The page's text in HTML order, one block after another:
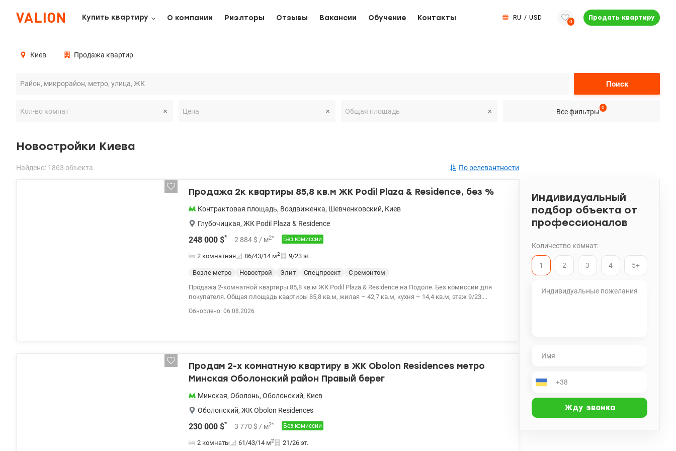
Купить квартиру О компании Риэлторы Отзывы Вакансии Обучение Контакты RU / USD
0
Продать квартиру
Киев Продажа квартир
Поиск
Все фильтры
0
Новостройки Киева
Найдено: 1863 объекта По релевантности
Продажа 2к квартиры 85,8 кв.м ЖК Podil Plaza & Residence, без %
Контрактовая площадь, Воздвиженка, Шевченковский, Киев
Глубочицкая, ЖК Podil Plaza & Residence
248 000 $* 2 884 $ / м2* Без комиссии
2 комнатная 86/43/14 м2 9/23 эт.
Возле метро Новострой Элит Спецпроект
С ремонтом
Продажа 2-комнатной квартиры 85,8 кв.м ЖК Podil Plaza & Residence на Подоле. Без комиссии для
покупателя. Общая площадь квартиры 85,8 кв.м, жилая – 42,7 кв.м, кухня – 14,4 кв.м, этаж 9/23.
Обновлено: 06.08.2026
Продам 2-х комнатную квартиру в ЖК Obolon Residences метро
Минская Оболонский район Правый берег
Минская, Оболонь, Оболонский, Киев
Оболонский, ЖК Obolon Residences
230 000 $* 3 770 $ / м2* Без комиссии
2 комнаты 61/43/14 м2 21/26 эт.
Индивидуальный
подбор объекта от
профессионалов
Количество комнат:
1 2 3 4 5+